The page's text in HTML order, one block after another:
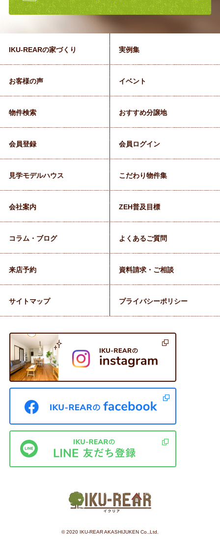
©︎ 2020 IKU-REAR AKASHIJUKEN Co.,Ltd.
IKU-REARの家づくり 実例集
お客様の声 イベント
物件検索 おすすめ分譲地
会員登録 会員ログイン
見学モデルハウス こだわり物件集
会社案内 ZEH普及目標
コラム・ブログ よくあるご質問
来店予約 資料請求・ご相談
サイトマップ プライバシーポリシー